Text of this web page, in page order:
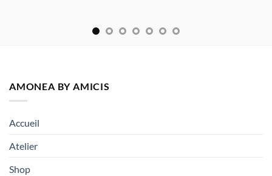
AMONEA BY AMICIS
Accueil
Atelier
Shop